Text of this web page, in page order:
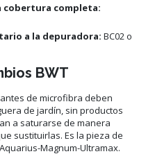
cobertura completa:
a la depuradora: BC02 o
BWT
de microfibra deben
de jardín, sin productos
a saturarse de manera
sustituirlas. Es la pieza de
Magnum-Ultramax.